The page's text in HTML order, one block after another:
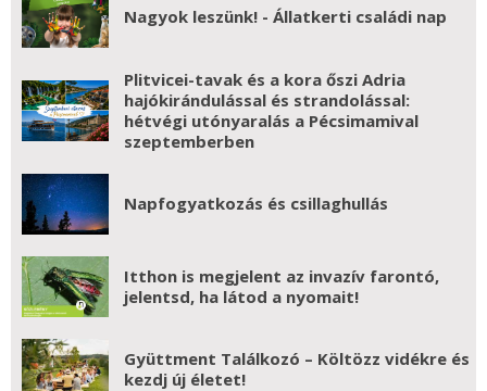
Nagyok leszünk! - Állatkerti családi nap
Plitvicei-tavak és a kora őszi Adria
hajókirándulással és strandolással:
hétvégi utónyaralás a Pécsimamival
szeptemberben
Napfogyatkozás és csillaghullás
Itthon is megjelent az invazív farontó,
jelentsd, ha látod a nyomait!
Gyüttment Találkozó – Költözz vidékre és
kezdj új életet!